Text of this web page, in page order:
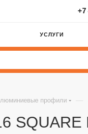
+7
УСЛУГИ
профили —